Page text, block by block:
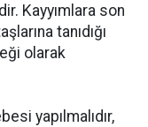
Kayyımlara son
tanıdığı
olarak
yapılmalıdır,